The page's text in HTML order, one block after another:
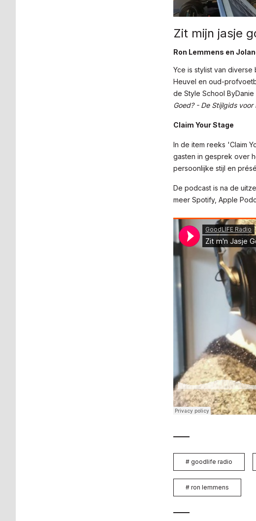
Zit mijn jasje
Ron Lemmens en
Yce is stylist van
Heuvel en oud-
de Style School
Goed? - De Stijlgids voor
Claim Your Stage
In de item reeks 'Claim
gasten in gesprek over
persoonlijke stijl en
De podcast is na de
meer Spotify, Apple
# goodlife radio
# ron lemmens